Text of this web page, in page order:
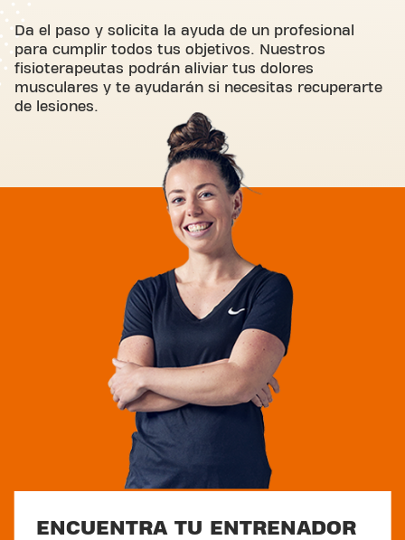
Da el paso y solicita la ayuda de un profesional
para cumplir todos tus objetivos. Nuestros
fisioterapeutas podrán aliviar tus dolores
musculares y te ayudarán si necesitas recuperarte
de lesiones.
ENCUENTRA TU ENTRENADOR